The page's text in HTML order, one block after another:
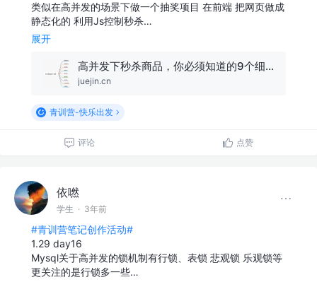
类似在高并发的场景下做一个抽奖项目 在前端 把网页做成
静态化的 利用Js控制秒杀…
展开
高并发下秒杀商品，你必须知道的9个细节
juejin.cn
青训营-快乐出发
评论 点赞
依嘫
学生 · 3年前
#青训营笔记创作活动#
1.29 day16
Mysql关于高并发的锁机制有行锁、表锁 悲观锁 乐观锁等
更关注的是行锁多一些…